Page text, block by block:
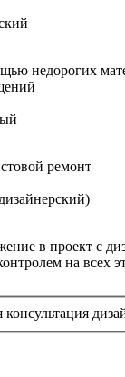
недорогих
ремонт
в проект с
на всех